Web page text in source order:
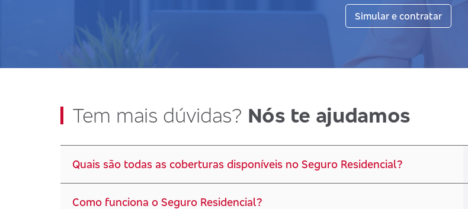
Simular e contratar
Tem mais dúvidas? Nós te ajudamos
Quais são todas as coberturas disponíveis no Seguro Residencial?
Como funciona o Seguro Residencial?